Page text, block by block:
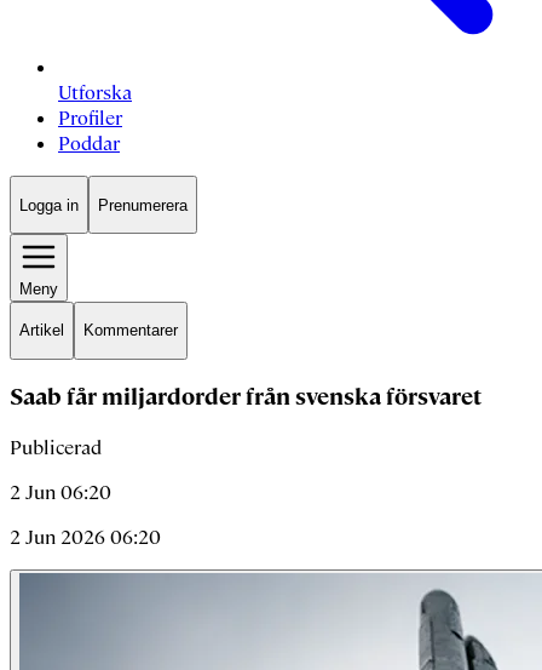
Utforska
Profiler
Poddar
Logga in Prenumerera
Meny
Artikel Kommentarer
Saab får miljardorder från svenska försvaret
Publicerad
2 Jun 06:20
2 Jun 2026 06:20